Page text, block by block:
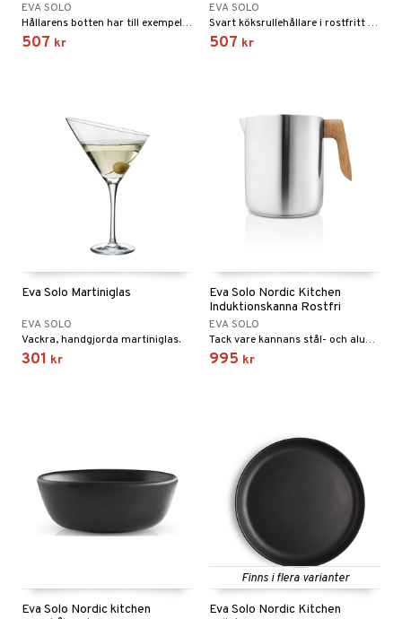
EVA SOLO
Hållarens botten har till exempel extra tyngd och är belagd med gummi så att den står stadigt när man behöver riva av en bit papper snabbt.
507 kr
EVA SOLO
Svart köksrullehållare i rostfritt stål från Eva Solo.
507 kr
Eva Solo Martiniglas
EVA SOLO
Vackra, handgjorda martiniglas.
301 kr
Eva Solo Nordic Kitchen
Induktionskanna Rostfri
EVA SOLO
Tack vare kannans stål- och aluminiumkonstruktion i botten går det fort att koka upp vatten till kaffe, te eller matlagning på induktionshällen.
995 kr
Eva Solo Nordic kitchen
Finns i flera varianter
Eva Solo Nordic Kitchen